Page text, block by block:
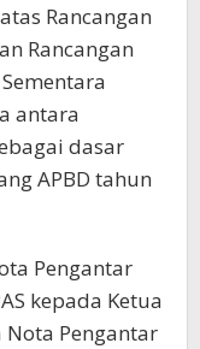
Rancangan
Rancangan
antara
dasar
APBD tahun
Pengantar
kepada Ketua
Nota Pengantar